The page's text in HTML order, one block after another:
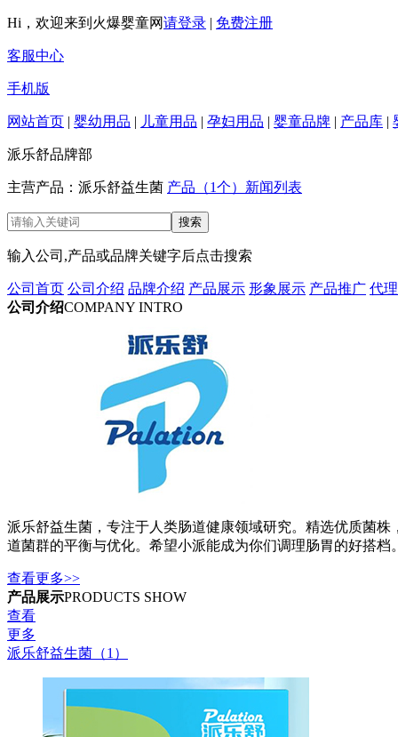
Hi，欢迎来到火爆婴童网请登录 | 免费注册
客服中心
手机版
网站首页 | 婴幼用品 | 儿童用品 | 孕妇用品 | 婴童品牌 | 产品库 |
派乐舒品牌部
主营产品：派乐舒益生菌 产品（1个） 新闻列表
输入公司,产品或品牌关键字后点击搜索
公司首页 公司介绍 品牌介绍 产品展示 形象展示 产品推广 代
公司介绍COMPANY INTRO
派乐舒益生菌，专注于人类肠道健康领域研究。精选优质菌
道菌群的平衡与优化。希望小派能成为你们调理肠胃的好搭档
查看更多>>
产品展示PRODUCTS SHOW
查看
更多
派乐舒益生菌（1）